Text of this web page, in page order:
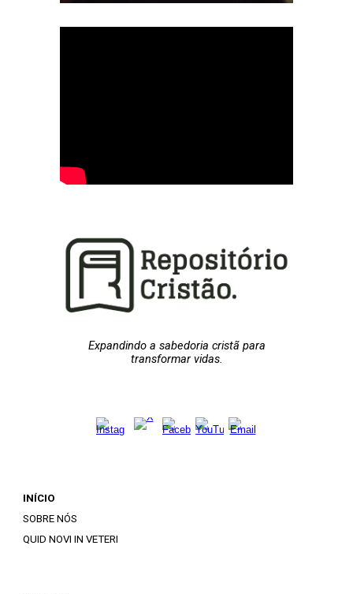
Expandindo a sabedoria cristã para
transformar vidas.
INÍCIO
SOBRE NÓS
QUID NOVI IN VETERI